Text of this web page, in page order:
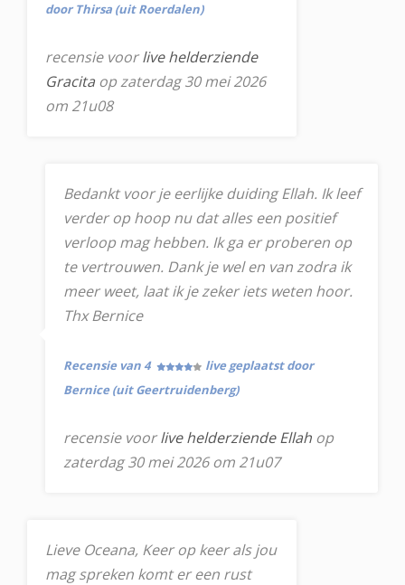
door Thirsa (uit Roerdalen)
recensie voorlive helderziende
Gracita op zaterdag 30 mei 2026
om 21u08
Bedankt voor je eerlijke duiding Ellah. Ik leef
verder op hoop nu dat alles een positief
verloop mag hebben. Ik ga er proberen op
te vertrouwen. Dank je wel en van zodra ik
meer weet, laat ik je zeker iets weten hoor.
Thx Bernice
Recensie van 4
live geplaatst door
Bernice (uit Geertruidenberg)
recensie voorlive helderziende Ellah op
zaterdag 30 mei 2026 om 21u07
Lieve Oceana, Keer op keer als jou
mag spreken komt er een rust